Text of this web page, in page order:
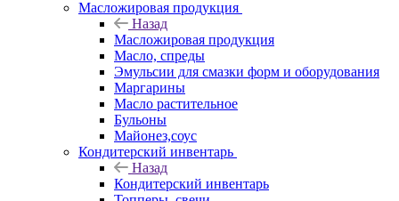
Масложировая продукция
Назад
Масложировая продукция
Масло, спреды
Эмульсии для смазки форм и оборудования
Маргарины
Масло растительное
Бульоны
Майонез,соус
Кондитерский инвентарь
Назад
Кондитерский инвентарь